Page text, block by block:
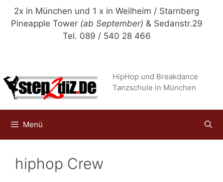
Zum
Inhalt
2x in München und 1 x in Weilheim / Starnberg
Pineapple Tower (ab September) & Sedanstr.29
Tel. 089 / 540 28 466
HipHop und Breakdance
Tanzschule in München
Menü
hiphop Crew